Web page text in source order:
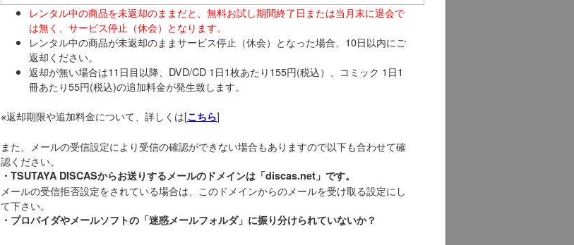
レンタル中の商品を未返却のままだと、無料お試し期間終了日または当月末に退会で
は無く、サービス停止（休会）となります。
レンタル中の商品が未返却のままサービス停止（休会）となった場合、10日以内にご
返却ください。
返却が無い場合は11日目以降、DVD/CD 1日1枚あたり155円(税込）、コミック 1日1
冊あたり55円(税込)の追加料金が発生致します。
※返却期限や追加料金について、詳しくは[こちら]
また、メールの受信設定により受信の確認ができない場合もありますので以下も合わせて確
認ください。
・TSUTAYA DISCASからお送りするメールのドメインは「discas.net」です。
メールの受信拒否設定をされている場合は、このドメインからのメールを受け取る設定にし
て下さい。
・プロバイダやメールソフトの「迷惑メールフォルダ」に振り分けられていないか？